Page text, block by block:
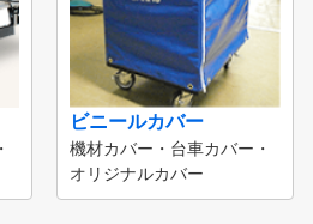
ビニールカバー
機材カバー・台車カバー・
オリジナルカバー